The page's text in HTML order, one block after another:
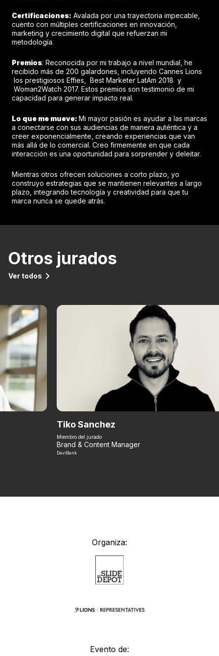
Certificaciones: Avalada por una trayectoria impecable,
cuento con múltiples certificaciones en innovación,
marketing y crecimiento digital que refuerzan mi
metodología.
Premios: Reconocida por mi trabajo a nivel mundial, he
recibido más de 200 galardones, incluyendo Cannes Lions
los prestigiosos Effies, Best Marketer LatAm 2018 y
Woman2Watch 2017. Estos premios son testimonio de mi
capacidad para generar impacto real.
Lo que me mueve: Mi mayor pasión es ayudar a las marcas
a conectarse con sus audiencias de manera auténtica y a
creer exponencialmente, creando experiencias que van
más allá de lo comercial. Creo firmemente en que cada
interacción es una oportunidad para sorprender y deleitar.
Mientras otros ofrecen soluciones a corto plazo, yo
construyo estrategias que se mantienen relevantes a largo
plazo, integrando tecnología y creatividad para que tu
marca nunca se quede atrás.
Otros jurados
Ver todos
Tiko Sanchez
Miembro del jurado
Brand & Content Manager
DaviBank
Organiza:
Evento de: